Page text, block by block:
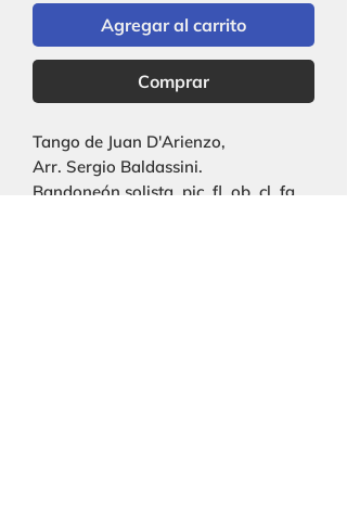
Agregar al carrito
Comprar
Tango de Juan D'Arienzo,
Arr. Sergio Baldassini.
Bandoneón solista, pic, fl, ob, cl, fg,